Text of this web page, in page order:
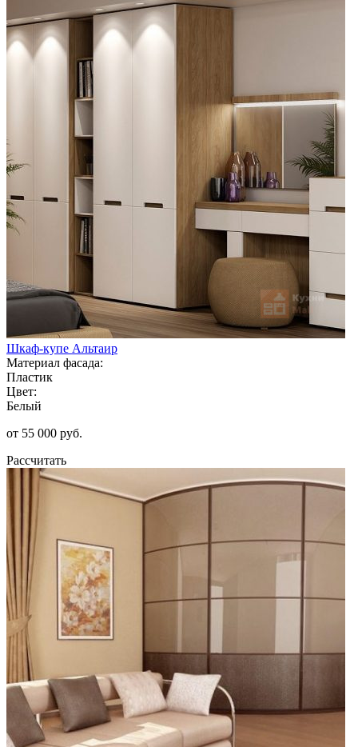
Шкаф-купе Альтаир
Материал фасада:
Пластик
Цвет:
Белый
от 55 000 руб.
Рассчитать